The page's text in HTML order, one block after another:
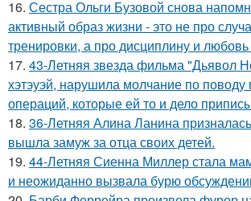
16. Сестра Ольги Бузовой снова
активный образ жизни - это не про
тренировки, а про дисциплину и любовь
17. 43-Летняя звезда фильма "Дьявол
хэтэуэй, нарушила молчание по поводу
операций, которые ей то и дело
18. 36-Летняя Алина Ланина
вышла замуж за отца своих детей.
19. 44-Летняя Сиенна Миллер стала
и неожиданно вызвала бурю